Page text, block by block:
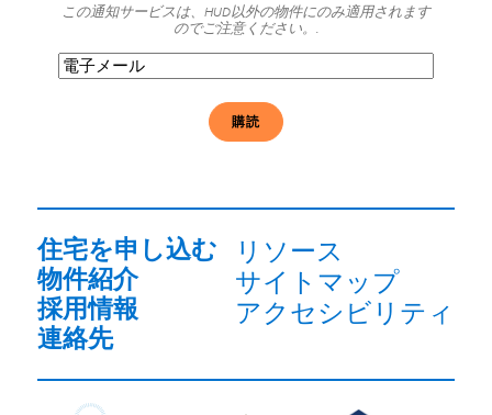
この通知サービスは、HUD以外の物件にのみ適用されます
のでご注意ください。.
電
子
住宅を申し込む
物件紹介
採用情報
連絡先
リソース
サイトマップ
アクセシビリティ